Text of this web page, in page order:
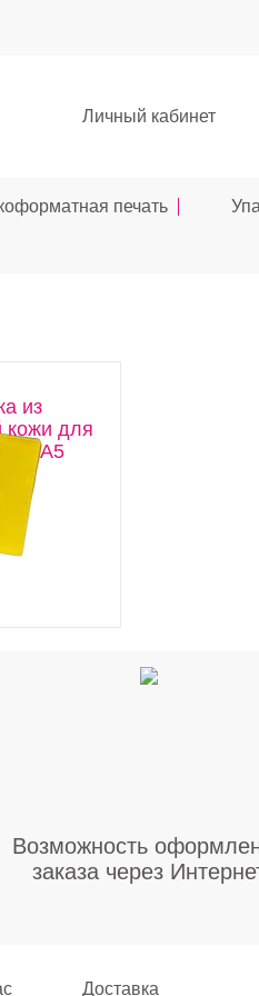
Личный кабинет
печать
из
кожи для
А5
Возможность
заказа через
Доставка